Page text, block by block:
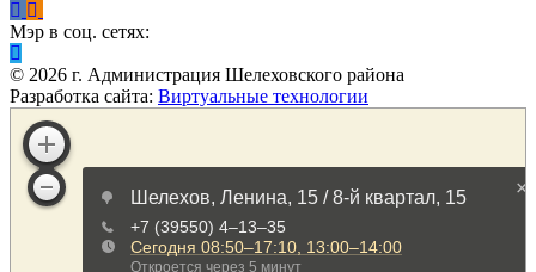
Мэр в соц. сетях:
© 2026 г. Администрация Шелеховского района
Разработка сайта: Виртуальные технологии